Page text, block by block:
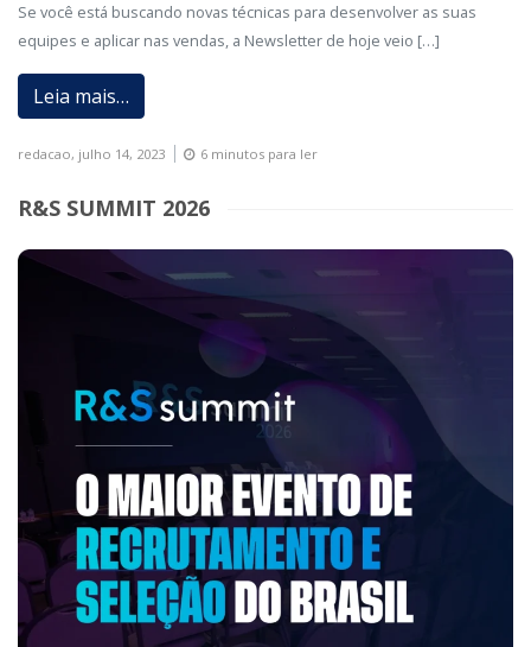
Se você está buscando novas técnicas para desenvolver as suas
equipes e aplicar nas vendas, a Newsletter de hoje veio […]
Leia mais…
redacao, julho 14, 2023 6 minutos para ler
R&S SUMMIT 2026